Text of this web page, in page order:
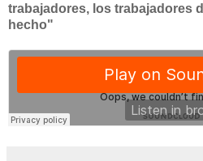
trabajadores, los trabajadores
hecho"